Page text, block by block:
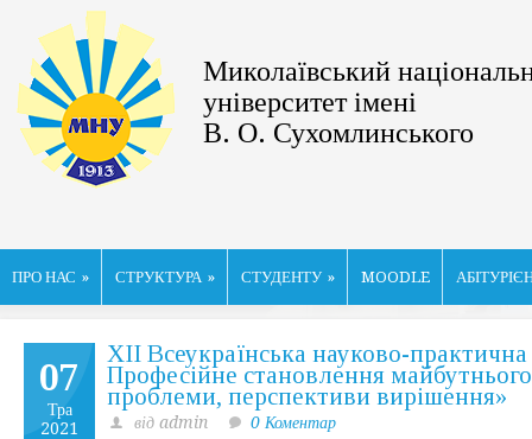
Миколаївський
університет імені
В. О. Сухомлинського
ПРО НАС » СТРУКТУРА » СТУДЕНТУ » MOODLE
07
Тра
2021
ХІІ Всеукраїнська науково-
Професійне становлення
проблеми, перспективи вирішення»
від admin 0 Коментар